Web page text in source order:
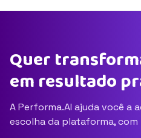
Quer
em resultado
A Performa.AI ajuda você a
escolha da plataforma,